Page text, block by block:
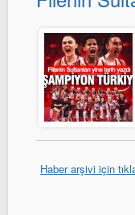
Haber arşivi için